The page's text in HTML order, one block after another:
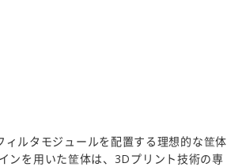
ルタモジュールを配置する理想的な筐体
ンを用いた筐体は、3Dプリント技術の専